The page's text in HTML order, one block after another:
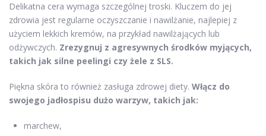
Delikatna cera wymaga szczególnej troski. Kluczem do jej
zdrowia jest regularne oczyszczanie i nawilżanie, najlepiej z
użyciem lekkich kremów, na przykład nawilżających lub
odżywczych. Zrezygnuj z agresywnych środków myjących,
takich jak silne peelingi czy żele z SLS.
Piękna skóra to również zasługa zdrowej diety. Włącz do
swojego jadłospisu dużo warzyw, takich jak:
marchew,